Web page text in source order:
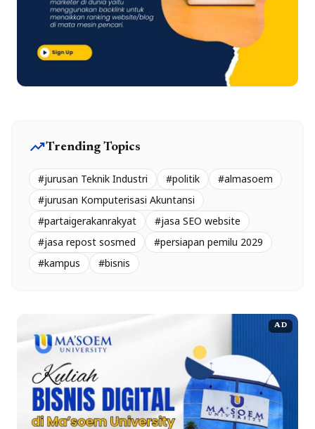
trending_upTrending Topics
#jurusan Teknik Industri #politik
#almasoem
#jurusan Komputerisasi Akuntansi
#partaigerakanrakyat
#jasa SEO website
#jasa repost sosmed
#persiapan pemilu 2029
#kampus
#bisnis
AD